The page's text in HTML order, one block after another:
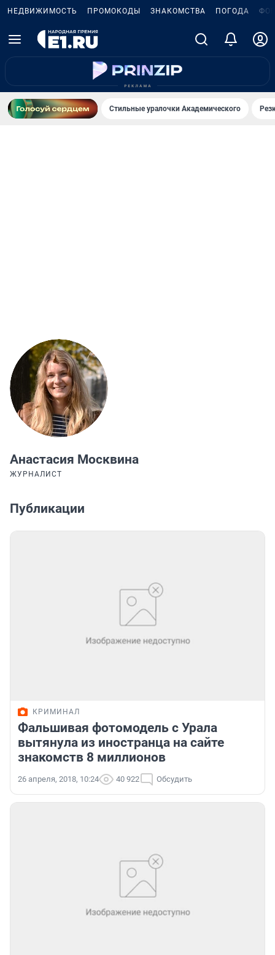
НЕДВИЖИМОСТЬ ПРОМОКОДЫ ЗНАКОМСТВА ПОГОДА
Стильные уралочки Академического
Анастасия Москвина
ЖУРНАЛИСТ
Публикации
КРИМИНАЛ
Фальшивая фотомодель с Урала
вытянула из иностранца на сайте
знакомств 8 миллионов
26 апреля, 2018, 10:24 40 922 Обсудить